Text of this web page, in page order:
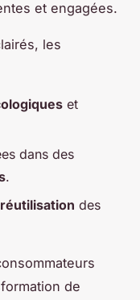
et engagées.
les
et
dans des
.
réutilisation des
de